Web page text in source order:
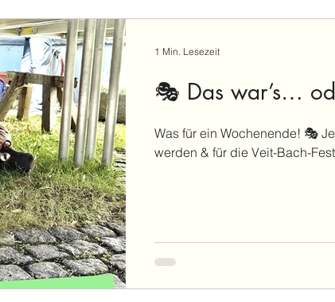
🎭 Das war’s…
Was für ein Wochenende! 🎭
werden & für die Veit-Bach-
1 Min. Lesezeit